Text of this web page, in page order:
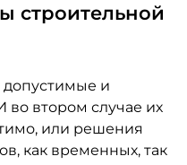
строительной
и
во втором случае их
или решения
как временных, так